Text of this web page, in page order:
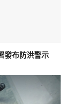
發布防洪警示